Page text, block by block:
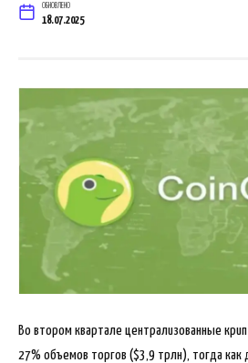
ОБНОВЛЕНО
18.07.2025
Во втором квартале централизованные
27% объемов торгов ($3,9 трлн), тогда как